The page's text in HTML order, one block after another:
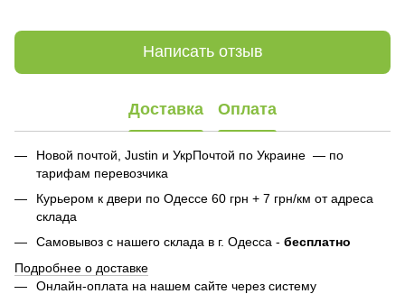
Написать отзыв
Доставка Оплата
Новой почтой, Justin и УкрПочтой по Украине — по
тарифам перевозчика
Курьером к двери по Одессе 60 грн + 7 грн/км от адреса
склада
Самовывоз с нашего склада в г. Одесса - бесплатно
Подробнее о доставке
Онлайн-оплата на нашем сайте через систему